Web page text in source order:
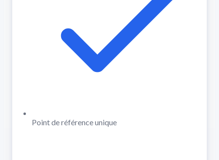
Point de référence unique